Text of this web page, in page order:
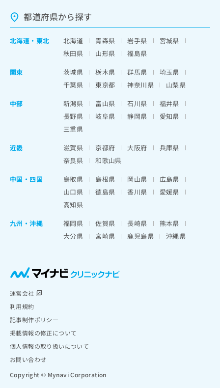
都道府県から探す
北海道 ・ 東北 北海道 青森県 岩手県
宮城県
秋田県
山形県
福島県
関東
茨城県 栃木県 群馬県
埼玉県
千葉県
東京都 神奈川県
山梨県
中部
新潟県 富山県 石川県
福井県
長野県
岐阜県 静岡県
愛知県
三重県
近畿
滋賀県 京都府 大阪府
兵庫県
奈良県
和歌山県
中国・四国
鳥取県 島根県 岡山県
広島県
山口県
徳島県 香川県
愛媛県
高知県
九州・沖縄
福岡県 佐賀県 長崎県
熊本県
大分県
宮崎県 鹿児島県 沖縄県
運営会社
利用規約
記事制作ポリシー
掲載情報の修正について
個人情報の取り扱いについて
お問い合わせ
Copyright © Mynavi Corporation